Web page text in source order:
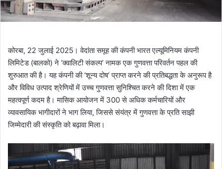
कोरबा, 22 जुलाई 2025। वेदांता समूह की कंपनी भारत एल्यूमिनियम कंपनी
लिमिटेड (बालको) ने ‘क्वालिटी संकल्प’ नामक एक गुणवत्ता परिवर्तन पहल की
शुरुआत की है। यह कंपनी की ‘शून्य दोष’ प्राप्त करने की प्रतिबद्धता के अनुरूप है
और विविध उत्पाद श्रेणियों में उच्च गुणवत्ता सुनिश्चित करने की दिशा में एक
महत्वपूर्ण कदम है। मासिक आयोजन में 300 से अधिक कर्मचारियों और
व्यावसायिक भागीदारों ने भाग लिया, जिससे संयंत्र में गुणवत्ता के प्रति साझी
जिम्मेदारी की संस्कृति को बढ़ावा मिला।